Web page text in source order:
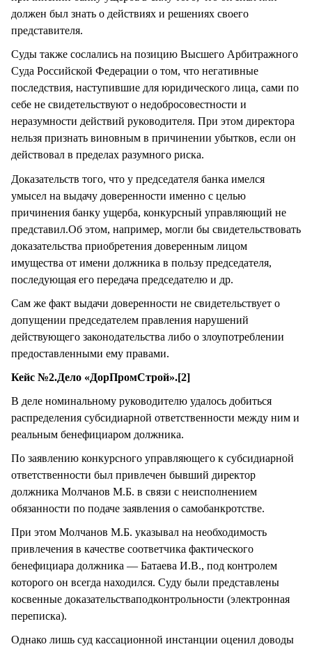
должен был знать о действиях и решениях своего
представителя.
Суды также сослались на позицию Высшего Арбитражного
Суда Российской Федерации о том, что негативные
последствия, наступившие для юридического лица, сами по
себе не свидетельствуют о недобросовестности и
неразумности действий руководителя. При этом директора
нельзя признать виновным в причинении убытков, если он
действовал в пределах разумного риска.
Доказательств того, что у председателя банка имелся
умысел на выдачу доверенности именно с целью
причинения банку ущерба, конкурсный управляющий не
представил.Об этом, например, могли бы свидетельствовать
доказательства приобретения доверенным лицом
имущества от имени должника в пользу председателя,
последующая его передача председателю и др.
Сам же факт выдачи доверенности не свидетельствует о
допущении председателем правления нарушений
действующего законодательства либо о злоупотреблении
предоставленными ему правами.
Кейс №2.Дело «ДорПромСтрой».[2]
В деле номинальному руководителю удалось добиться
распределения субсидиарной ответственности между ним и
реальным бенефициаром должника.
По заявлению конкурсного управляющего к субсидиарной
ответственности был привлечен бывший директор
должника Молчанов М.Б. в связи с неисполнением
обязанности по подаче заявления о самобанкротстве.
При этом Молчанов М.Б. указывал на необходимость
привлечения в качестве соответчика фактического
бенефициара должника — Батаева И.В., под контролем
которого он всегда находился. Суду были представлены
косвенные доказательстваподконтрольности (электронная
переписка).
Однако лишь суд кассационной инстанции оценил доводы